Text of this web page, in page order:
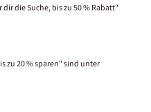
dir die Suche, bis zu 50 % Rabatt"
zu 20 % sparen" sind unter